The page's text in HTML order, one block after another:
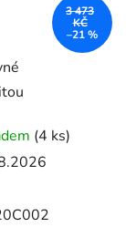
(4 ks)
3 473
KČ
–21 %